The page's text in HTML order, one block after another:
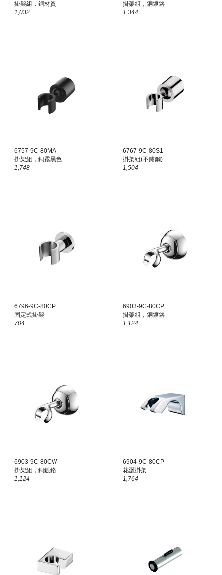
掛架組，銅材質
1,032
掛架組，銅鍍鉻
1,344
6757-9C-80MA
掛架組，銅霧黑色
1,748
6767-9C-80S1
掛架組(不鏽鋼)
1,504
6796-9C-80CP
固定式掛架
704
6903-9C-80CP
掛架組，銅鍍鉻
1,124
6903-9C-80CW
掛架組，銅鍍鉻
1,124
6904-9C-80CP
花灑掛架
1,764